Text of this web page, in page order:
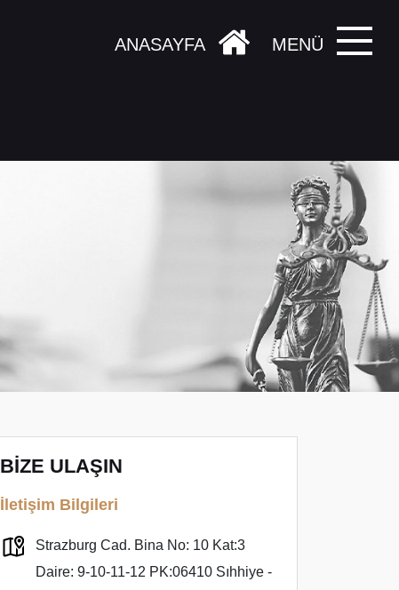
MENÜ
ANASAYFA
BİZE ULAŞIN
İletişim Bilgileri
Strazburg Cad. Bina No: 10 Kat:3
Daire: 9-10-11-12 PK:06410 Sıhhiye -